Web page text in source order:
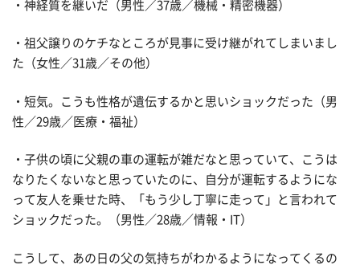
・神経質を継いだ（男性／37歳／機械・精密機器）
・祖父譲りのケチなところが見事に受け継がれてしまいまし
た（女性／31歳／その他）
・短気。こうも性格が遺伝するかと思いショックだった（男
性／29歳／医療・福祉）
・子供の頃に父親の車の運転が雑だなと思っていて、こうは
なりたくないなと思っていたのに、自分が運転するようにな
って友人を乗せた時、「もう少し丁寧に走って」と言われて
ショックだった。（男性／28歳／情報・IT）
こうして、あの日の父の気持ちがわかるようになってくるの